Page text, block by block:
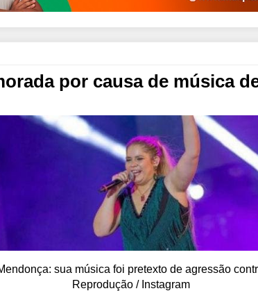
por causa de música
sua música foi pretexto de agressão
Reprodução / Instagram